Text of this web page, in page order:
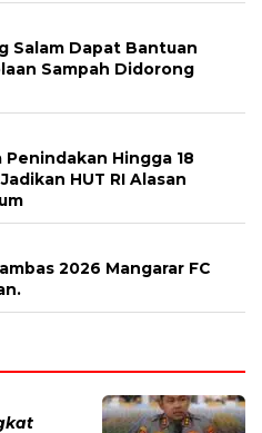
Salam Dapat Bantuan
Sampah Didorong
Hingga 18
HUT RI Alasan
2026 Mangarar FC